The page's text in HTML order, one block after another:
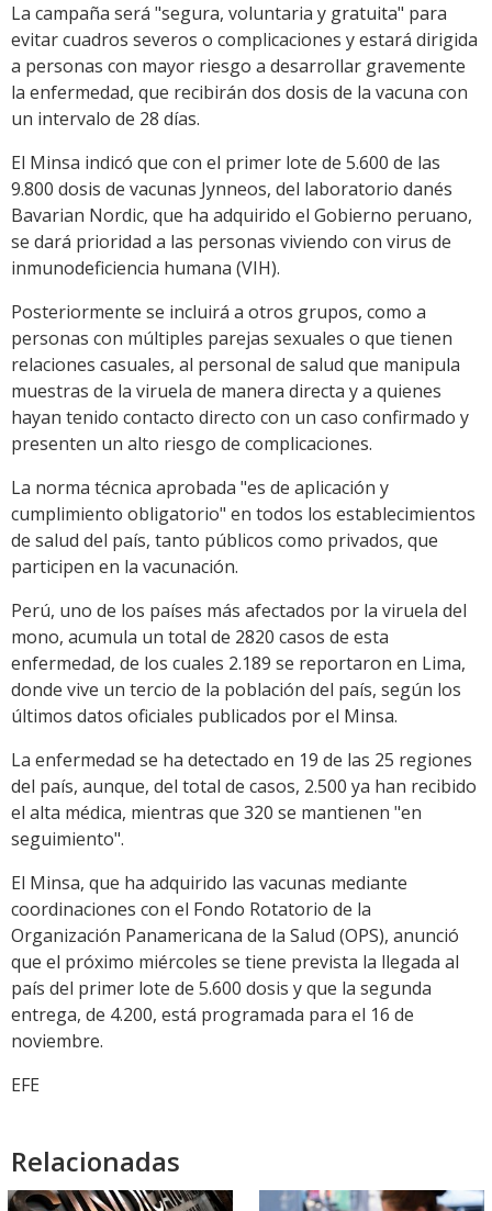
La campaña será "segura, voluntaria y gratuita" para
evitar cuadros severos o complicaciones y estará dirigida
a personas con mayor riesgo a desarrollar gravemente
la enfermedad, que recibirán dos dosis de la vacuna con
un intervalo de 28 días.
El Minsa indicó que con el primer lote de 5.600 de las
9.800 dosis de vacunas Jynneos, del laboratorio danés
Bavarian Nordic, que ha adquirido el Gobierno peruano,
se dará prioridad a las personas viviendo con virus de
inmunodeficiencia humana (VIH).
Posteriormente se incluirá a otros grupos, como a
personas con múltiples parejas sexuales o que tienen
relaciones casuales, al personal de salud que manipula
muestras de la viruela de manera directa y a quienes
hayan tenido contacto directo con un caso confirmado y
presenten un alto riesgo de complicaciones.
La norma técnica aprobada "es de aplicación y
cumplimiento obligatorio" en todos los establecimientos
de salud del país, tanto públicos como privados, que
participen en la vacunación.
Perú, uno de los países más afectados por la viruela del
mono, acumula un total de 2820 casos de esta
enfermedad, de los cuales 2.189 se reportaron en Lima,
donde vive un tercio de la población del país, según los
últimos datos oficiales publicados por el Minsa.
La enfermedad se ha detectado en 19 de las 25 regiones
del país, aunque, del total de casos, 2.500 ya han recibido
el alta médica, mientras que 320 se mantienen "en
seguimiento".
El Minsa, que ha adquirido las vacunas mediante
coordinaciones con el Fondo Rotatorio de la
Organización Panamericana de la Salud (OPS), anunció
que el próximo miércoles se tiene prevista la llegada al
país del primer lote de 5.600 dosis y que la segunda
entrega, de 4.200, está programada para el 16 de
noviembre.
EFE
Relacionadas